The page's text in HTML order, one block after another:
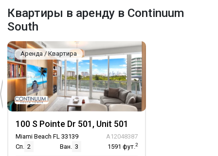
Квартиры в аренду в Continuum
South
Аренда / Квартира
100 S Pointe Dr 501, Unit 501
Miami Beach FL 33139
A12048387
Сп. 2 Ван. 3 1591 фут.2